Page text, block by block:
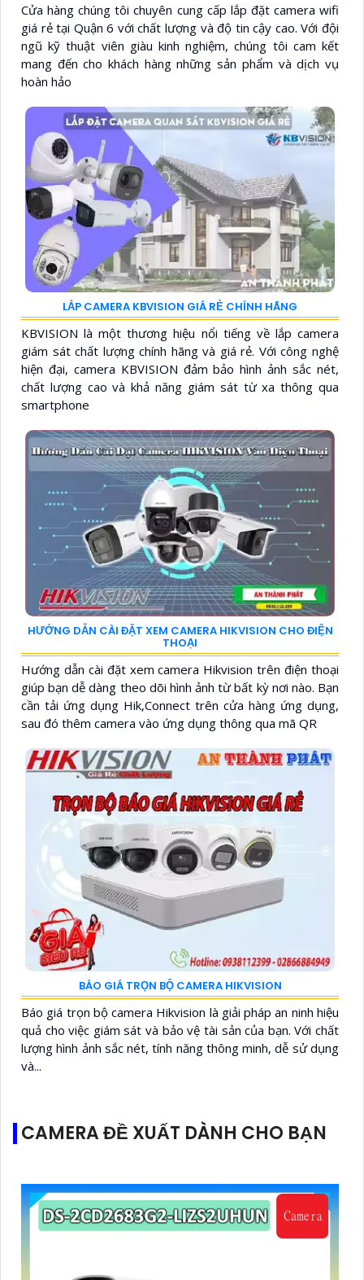
Cửa hàng chúng tôi chuyên cung cấp lắp đặt camera wifi
giá rẻ tại Quận 6 với chất lượng và độ tin cậy cao. Với đội
ngũ kỹ thuật viên giàu kinh nghiệm, chúng tôi cam kết
mang đến cho khách hàng những sản phẩm và dịch vụ
hoàn hảo
LẮP CAMERA KBVISION GIÁ RẺ CHÍNH HÃNG
KBVISION là một thương hiệu nổi tiếng về lắp camera
giám sát chất lượng chính hãng và giá rẻ. Với công nghệ
hiện đại, camera KBVISION đảm bảo hình ảnh sắc nét,
chất lượng cao và khả năng giám sát từ xa thông qua
smartphone
HƯỚNG DẪN CÀI ĐẶT XEM CAMERA HIKVISION CHO ĐIỆN
THOẠI
Hướng dẫn cài đặt xem camera Hikvision trên điện thoại
giúp bạn dễ dàng theo dõi hình ảnh từ bất kỳ nơi nào. Bạn
cần tải ứng dụng Hik,Connect trên cửa hàng ứng dụng,
sau đó thêm camera vào ứng dụng thông qua mã QR
BÁO GIÁ TRỌN BỘ CAMERA HIKVISION
Báo giá trọn bộ camera Hikvision là giải pháp an ninh hiệu
quả cho việc giám sát và bảo vệ tài sản của bạn. Với chất
lượng hình ảnh sắc nét, tính năng thông minh, dễ sử dụng
và...
CAMERA ĐỀ XUẤT DÀNH CHO BẠN